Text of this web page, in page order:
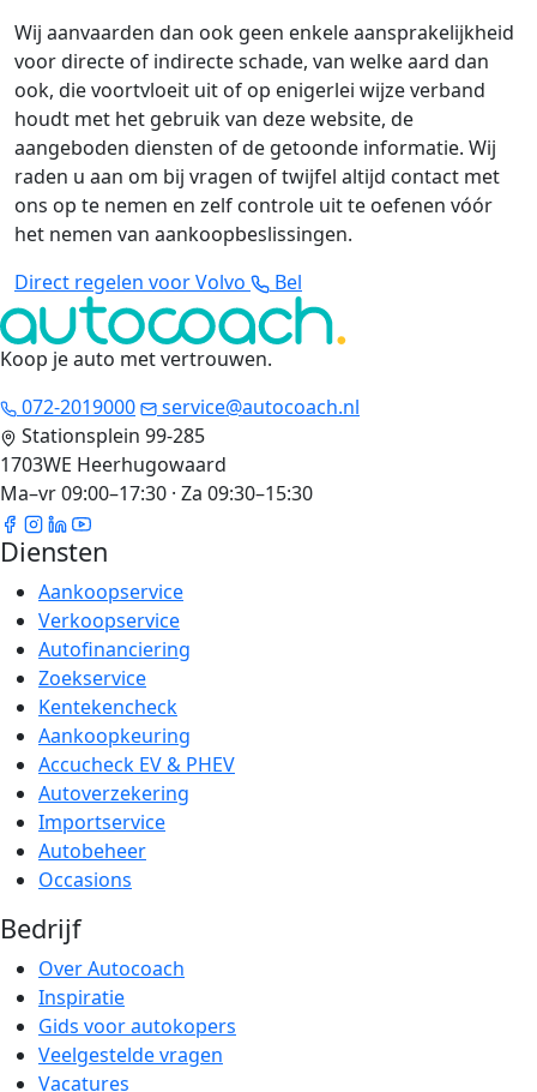
Wij aanvaarden dan ook geen enkele aansprakelijkheid
voor directe of indirecte schade, van welke aard dan
ook, die voortvloeit uit of op enigerlei wijze verband
houdt met het gebruik van deze website, de
aangeboden diensten of de getoonde informatie. Wij
raden u aan om bij vragen of twijfel altijd contact met
ons op te nemen en zelf controle uit te oefenen vóór
het nemen van aankoopbeslissingen.
Direct regelen voor Volvo
Bel
Koop je auto met vertrouwen.
072-2019000
service@autocoach.nl
Stationsplein 99-285
1703WE Heerhugowaard
Ma–vr 09:00–17:30 · Za 09:30–15:30
Diensten
Aankoopservice
Verkoopservice
Autofinanciering
Zoekservice
Kentekencheck
Aankoopkeuring
Accucheck EV & PHEV
Autoverzekering
Importservice
Autobeheer
Occasions
Bedrijf
Over Autocoach
Inspiratie
Gids voor autokopers
Veelgestelde vragen
Vacatures